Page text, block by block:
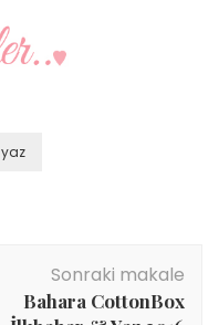
yaz
Sonraki makale
Bahara CottonBox